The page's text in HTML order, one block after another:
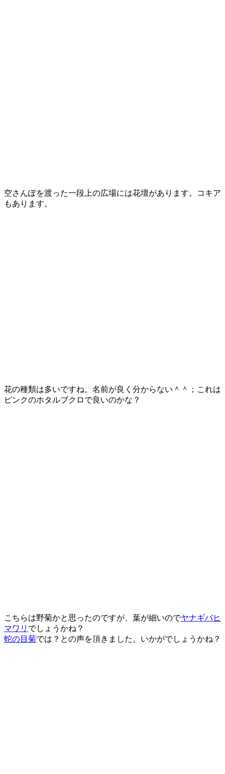
空さんぽを渡った一段上の広場には花壇があります。コキア
もあります。
花の種類は多いですね。名前が良く分からない＾＾；これは
ピンクのホタルブクロで良いのかな？
こちらは野菊かと思ったのですが、葉が細いのでヤナギバヒ
マワリ でしょうかね？
蛇の目菊では？との声を頂きました。いかがでしょうかね？